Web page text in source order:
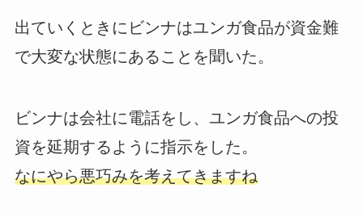
出ていくときにビンナはユンガ食品が資金難
で大変な状態にあることを聞いた。
ビンナは会社に電話をし、ユンガ食品への投
資を延期するように指示をした。
なにやら悪巧みを考えてきますね